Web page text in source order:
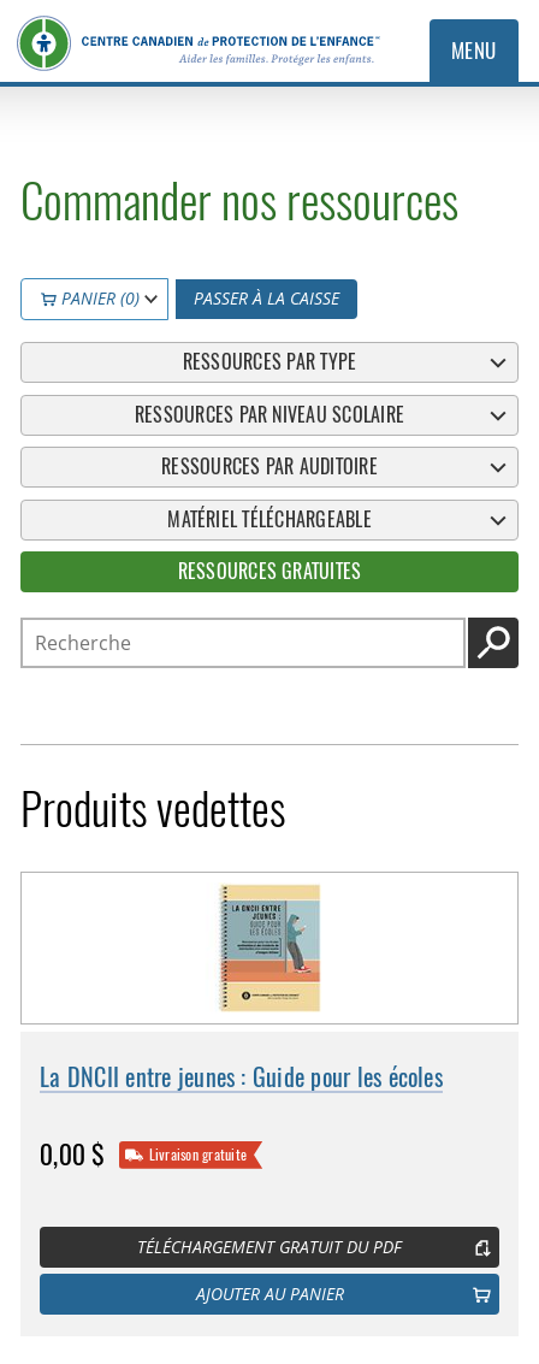
MENU
Commander nos ressources
PANIER (0) PASSER À LA CAISSE
RESSOURCES PAR TYPE
RESSOURCES PAR NIVEAU SCOLAIRE
RESSOURCES PAR AUDITOIRE
MATÉRIEL TÉLÉCHARGEABLE
RESSOURCES GRATUITES
Recherche
Produits vedettes
La DNCII entre jeunes : Guide pour les écoles
0,00 $ Livraison gratuite
TÉLÉCHARGEMENT GRATUIT DU PDF
AJOUTER AU PANIER